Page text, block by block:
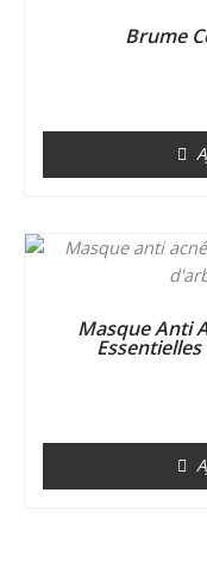
Brume
Masque Anti